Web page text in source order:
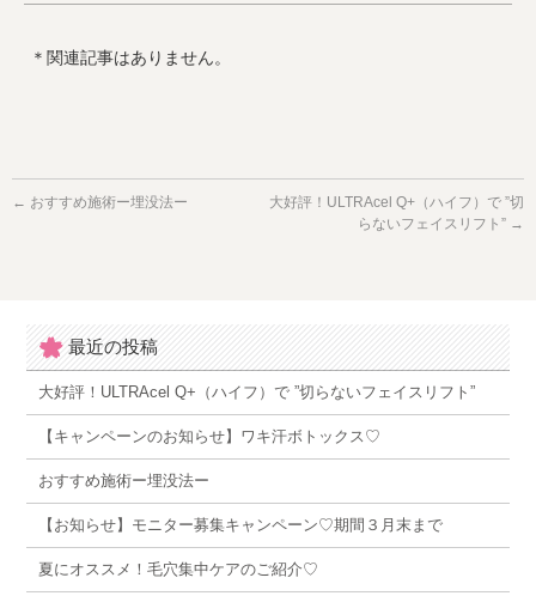
＊関連記事はありません。
← おすすめ施術ー埋没法ー
大好評！ULTRAcel Q+（ハイフ）で ”切
らないフェイスリフト” →
最近の投稿
大好評！ULTRAcel Q+（ハイフ）で ”切らないフェイスリフト”
【キャンペーンのお知らせ】ワキ汗ボトックス♡
おすすめ施術ー埋没法ー
【お知らせ】モニター募集キャンペーン♡期間３月末まで
夏にオススメ！毛穴集中ケアのご紹介♡